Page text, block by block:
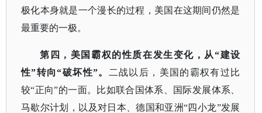
极化本身就是一个漫长的过程，美国在这期间仍然是
最重要的一极。
第四，美国霸权的性质在发生变化，从“建设
性”转向“破坏性”。
二战以后，美国的霸权有过比
较“正向”的一面。比如联合国体系、国际发展体系、
马歇尔计划，以及对日本、德国和亚洲“四小龙”发展